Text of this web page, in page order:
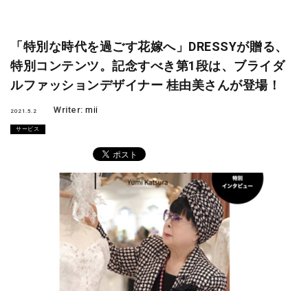
「特別な時代を過ごす花嫁へ」DRESSYが贈る、
特別コンテンツ。記念すべき第1段は、ブライダ
ルファッションデザイナー 桂由美さんが登場！
2021.5.2 Writer:mii
サービス